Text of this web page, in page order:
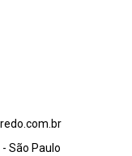
São Paulo